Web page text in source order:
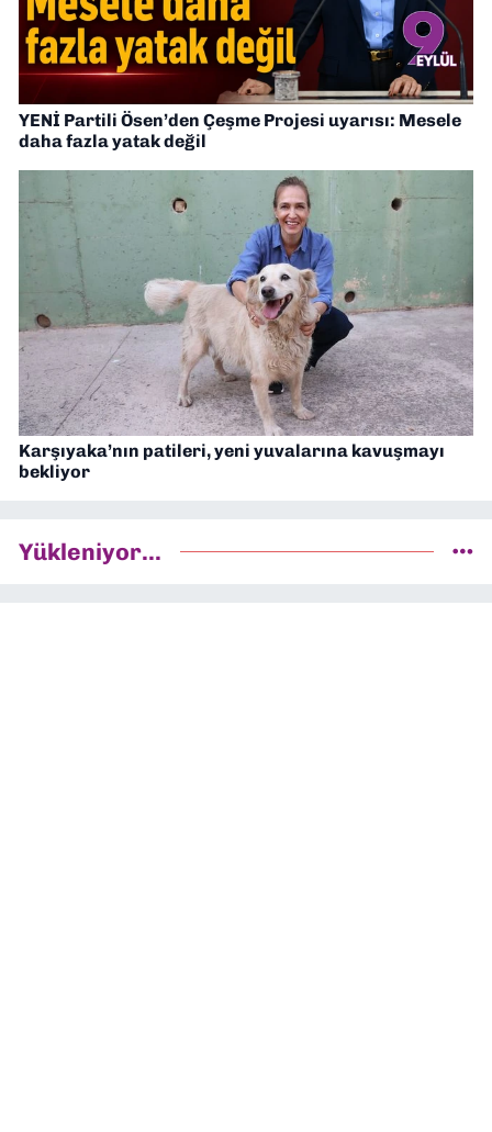
YENİ Partili Ösen’den Çeşme Projesi uyarısı: Mesele
daha fazla yatak değil
Karşıyaka’nın patileri, yeni yuvalarına kavuşmayı
bekliyor
Yükleniyor...